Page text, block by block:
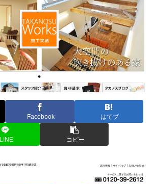
Facebook はてブ
LINE コピー